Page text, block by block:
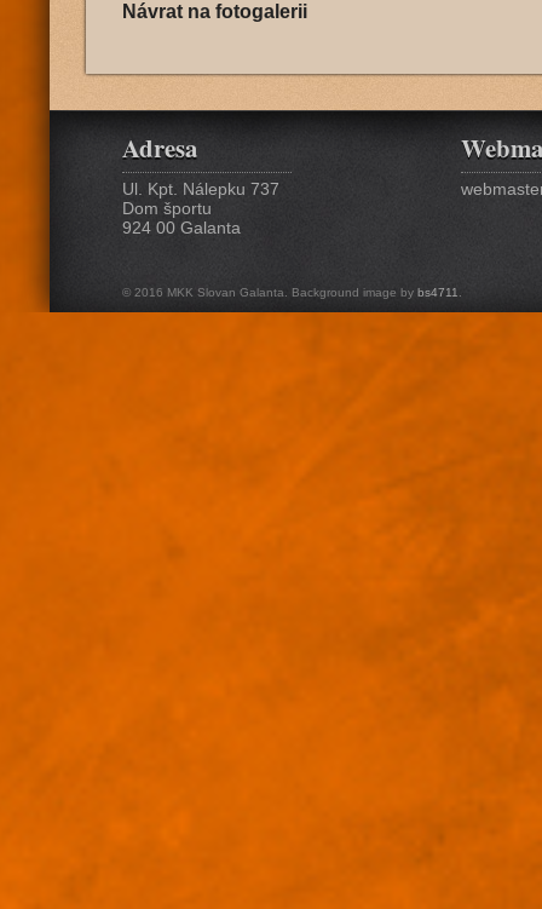
Návrat na fotogalerii
Adresa
Ul. Kpt. Nálepku 737
Dom športu
924 00 Galanta
© 2016 MKK Slovan Galanta. Background image by bs4711